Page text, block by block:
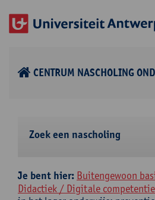
CENTRUM NASCHOLING
Zoek een nascholing
Je bent hier: Buitengewoon
Didactiek / Digitale